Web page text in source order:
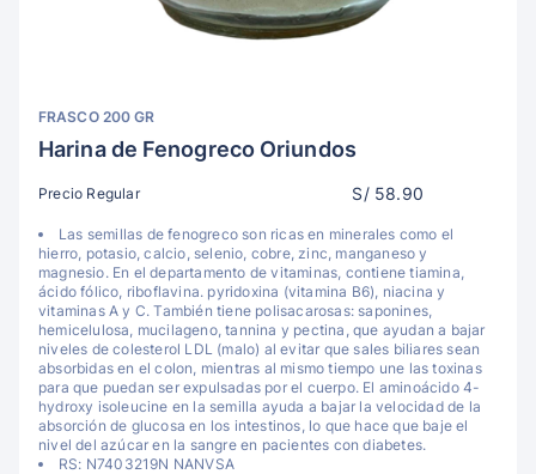
FRASCO 200 GR
Harina de Fenogreco Oriundos
Precio Regular S/ 58.90
Las semillas de fenogreco son ricas en minerales como el
hierro, potasio, calcio, selenio, cobre, zinc, manganeso y
magnesio. En el departamento de vitaminas, contiene tiamina,
ácido fólico, riboflavina. pyridoxina (vitamina B6), niacina y
vitaminas A y C. También tiene polisacarosas: saponines,
hemicelulosa, mucilageno, tannina y pectina, que ayudan a bajar
niveles de colesterol LDL (malo) al evitar que sales biliares sean
absorbidas en el colon, mientras al mismo tiempo une las toxinas
para que puedan ser expulsadas por el cuerpo. El aminoácido 4-
hydroxy isoleucine en la semilla ayuda a bajar la velocidad de la
absorción de glucosa en los intestinos, lo que hace que baje el
nivel del azúcar en la sangre en pacientes con diabetes.
RS: N7403219N NANVSA